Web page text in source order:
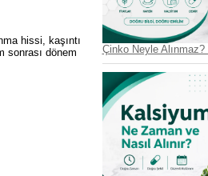
hissi, kaşıntı
sonrası dönem
Çinko Neyle